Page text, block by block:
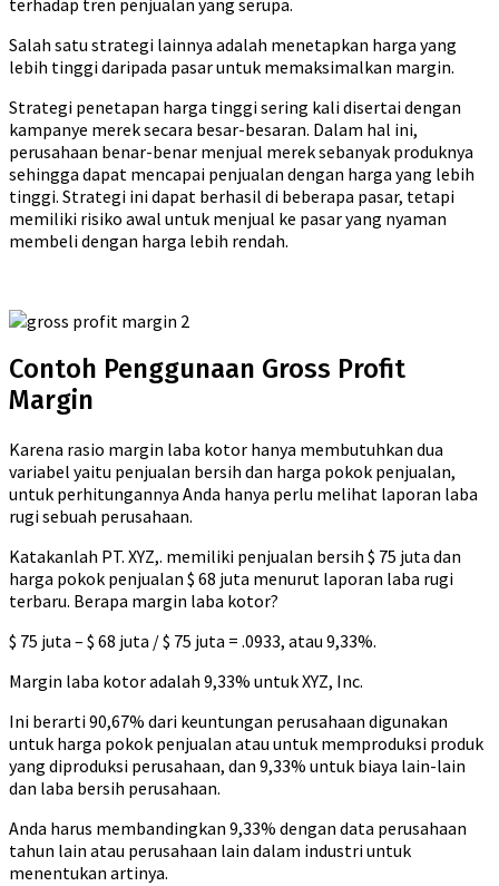
Salah satu strategi lainnya adalah menetapkan harga yang
lebih tinggi daripada pasar untuk memaksimalkan margin.
Strategi penetapan harga tinggi sering kali disertai dengan
kampanye merek secara besar-besaran. Dalam hal ini,
perusahaan benar-benar menjual merek sebanyak produknya
sehingga dapat mencapai penjualan dengan harga yang lebih
tinggi. Strategi ini dapat berhasil di beberapa pasar, tetapi
memiliki risiko awal untuk menjual ke pasar yang nyaman
membeli dengan harga lebih rendah.
Contoh Penggunaan Gross Profit
Margin
Karena rasio margin laba kotor hanya membutuhkan dua
variabel yaitu penjualan bersih dan harga pokok penjualan,
untuk perhitungannya Anda hanya perlu melihat laporan laba
rugi sebuah perusahaan.
Katakanlah PT. XYZ,. memiliki penjualan bersih $ 75 juta dan
harga pokok penjualan $ 68 juta menurut laporan laba rugi
terbaru. Berapa margin laba kotor?
$ 75 juta – $ 68 juta / $ 75 juta = .0933, atau 9,33%.
Margin laba kotor adalah 9,33% untuk XYZ, Inc.
Ini berarti 90,67% dari keuntungan perusahaan digunakan
untuk harga pokok penjualan atau untuk memproduksi produk
yang diproduksi perusahaan, dan 9,33% untuk biaya lain-lain
dan laba bersih perusahaan.
Anda harus membandingkan 9,33% dengan data perusahaan
tahun lain atau perusahaan lain dalam industri untuk
menentukan artinya.